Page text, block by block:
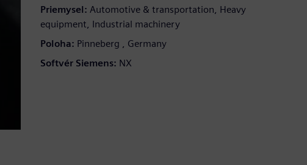
Priemysel: Automotive & transportation, Heavy
equipment, Industrial machinery
Poloha: Pinneberg , Germany
Softvér Siemens: NX